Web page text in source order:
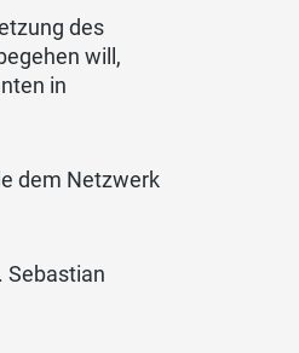
des
will,
in
dem Netzwerk
Sebastian